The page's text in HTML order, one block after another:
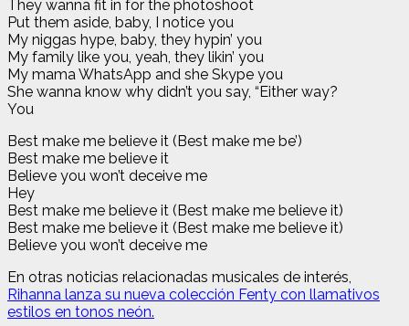
They wanna fit in for the photoshoot
Put them aside, baby, I notice you
My niggas hype, baby, they hypin’ you
My family like you, yeah, they likin’ you
My mama WhatsApp and she Skype you
She wanna know why didn’t you say, “Either way?
You
Best make me believe it (Best make me be’)
Best make me believe it
Believe you won’t deceive me
Hey
Best make me believe it (Best make me believe it)
Best make me believe it (Best make me believe it)
Believe you won’t deceive me
En otras noticias relacionadas musicales de interés,
Rihanna lanza su nueva colección Fenty con llamativos
estilos en tonos neón.